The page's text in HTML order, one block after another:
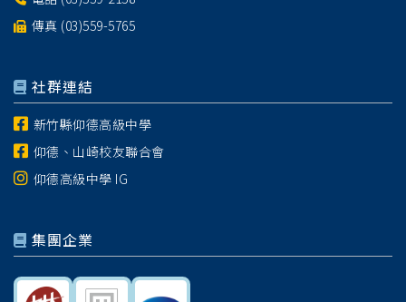
傳真 (03)559-5765
社群連結
新竹縣仰德高級中學
仰德、山崎校友聯合會
仰德高級中學 IG
集團企業